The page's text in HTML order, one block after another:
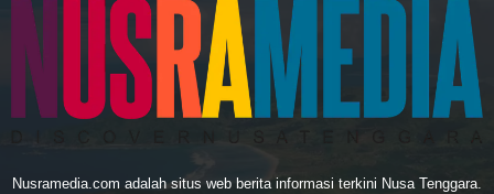
Nusramedia.com adalah situs web berita informasi terkini Nusa Tenggara.